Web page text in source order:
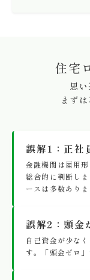
住宅
思い
まず
誤解1：正社
金融機関は雇用
総合的に判断し
ースは多数ありま
誤解2：頭金
自己資金が少な
す。「頭金ゼロ